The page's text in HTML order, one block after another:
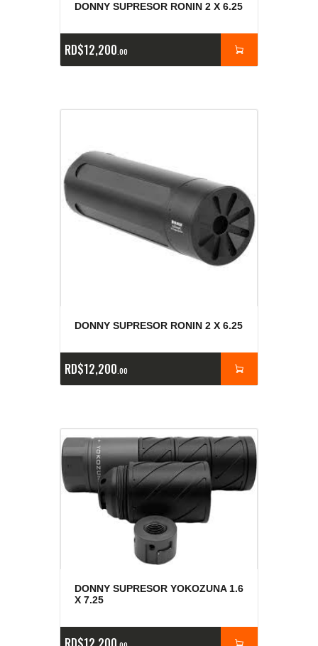
DONNY SUPRESOR RONIN 2 X 6.25
RD$12,200 00
DONNY SUPRESOR RONIN 2 X 6.25
RD$12,200 00
DONNY SUPRESOR YOKOZUNA 1.6
X 7.25